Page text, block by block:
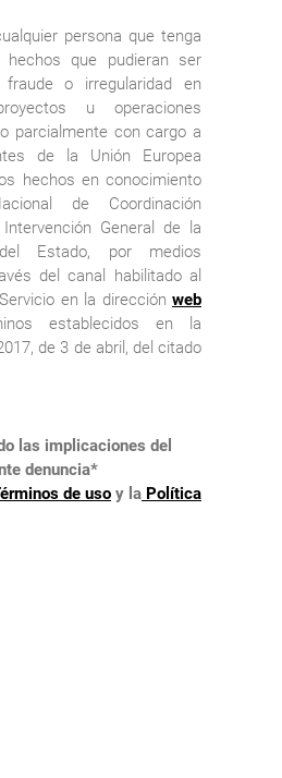
persona que tenga
hechos que pudieran ser
o irregularidad en
u operaciones
parcialmente con cargo a
de la Unión Europea
hechos en conocimiento
de Coordinación
General de la
Estado, por medios
del canal habilitado al
en la dirección web
establecidos en la
de 3 de abril, del citado
las implicaciones del
denuncia*
de uso y la Política